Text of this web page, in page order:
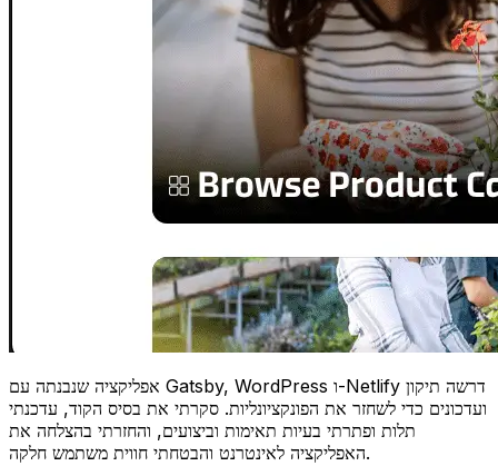
אפליקציה שנבנתה עם Gatsby, WordPress ו-Netlify דרשה תיקון
ועדכונים כדי לשחזר את הפונקציונליות. סקרתי את בסיס הקוד, עדכנתי
תלות ופתרתי בעיות תאימות וביצועים, והחזרתי בהצלחה את
האפליקציה לאינטרנט והבטחתי חווית משתמש חלקה.